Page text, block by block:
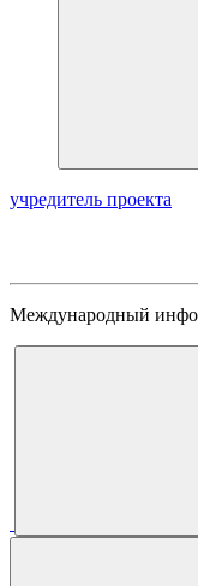
учредитель проекта
Международный